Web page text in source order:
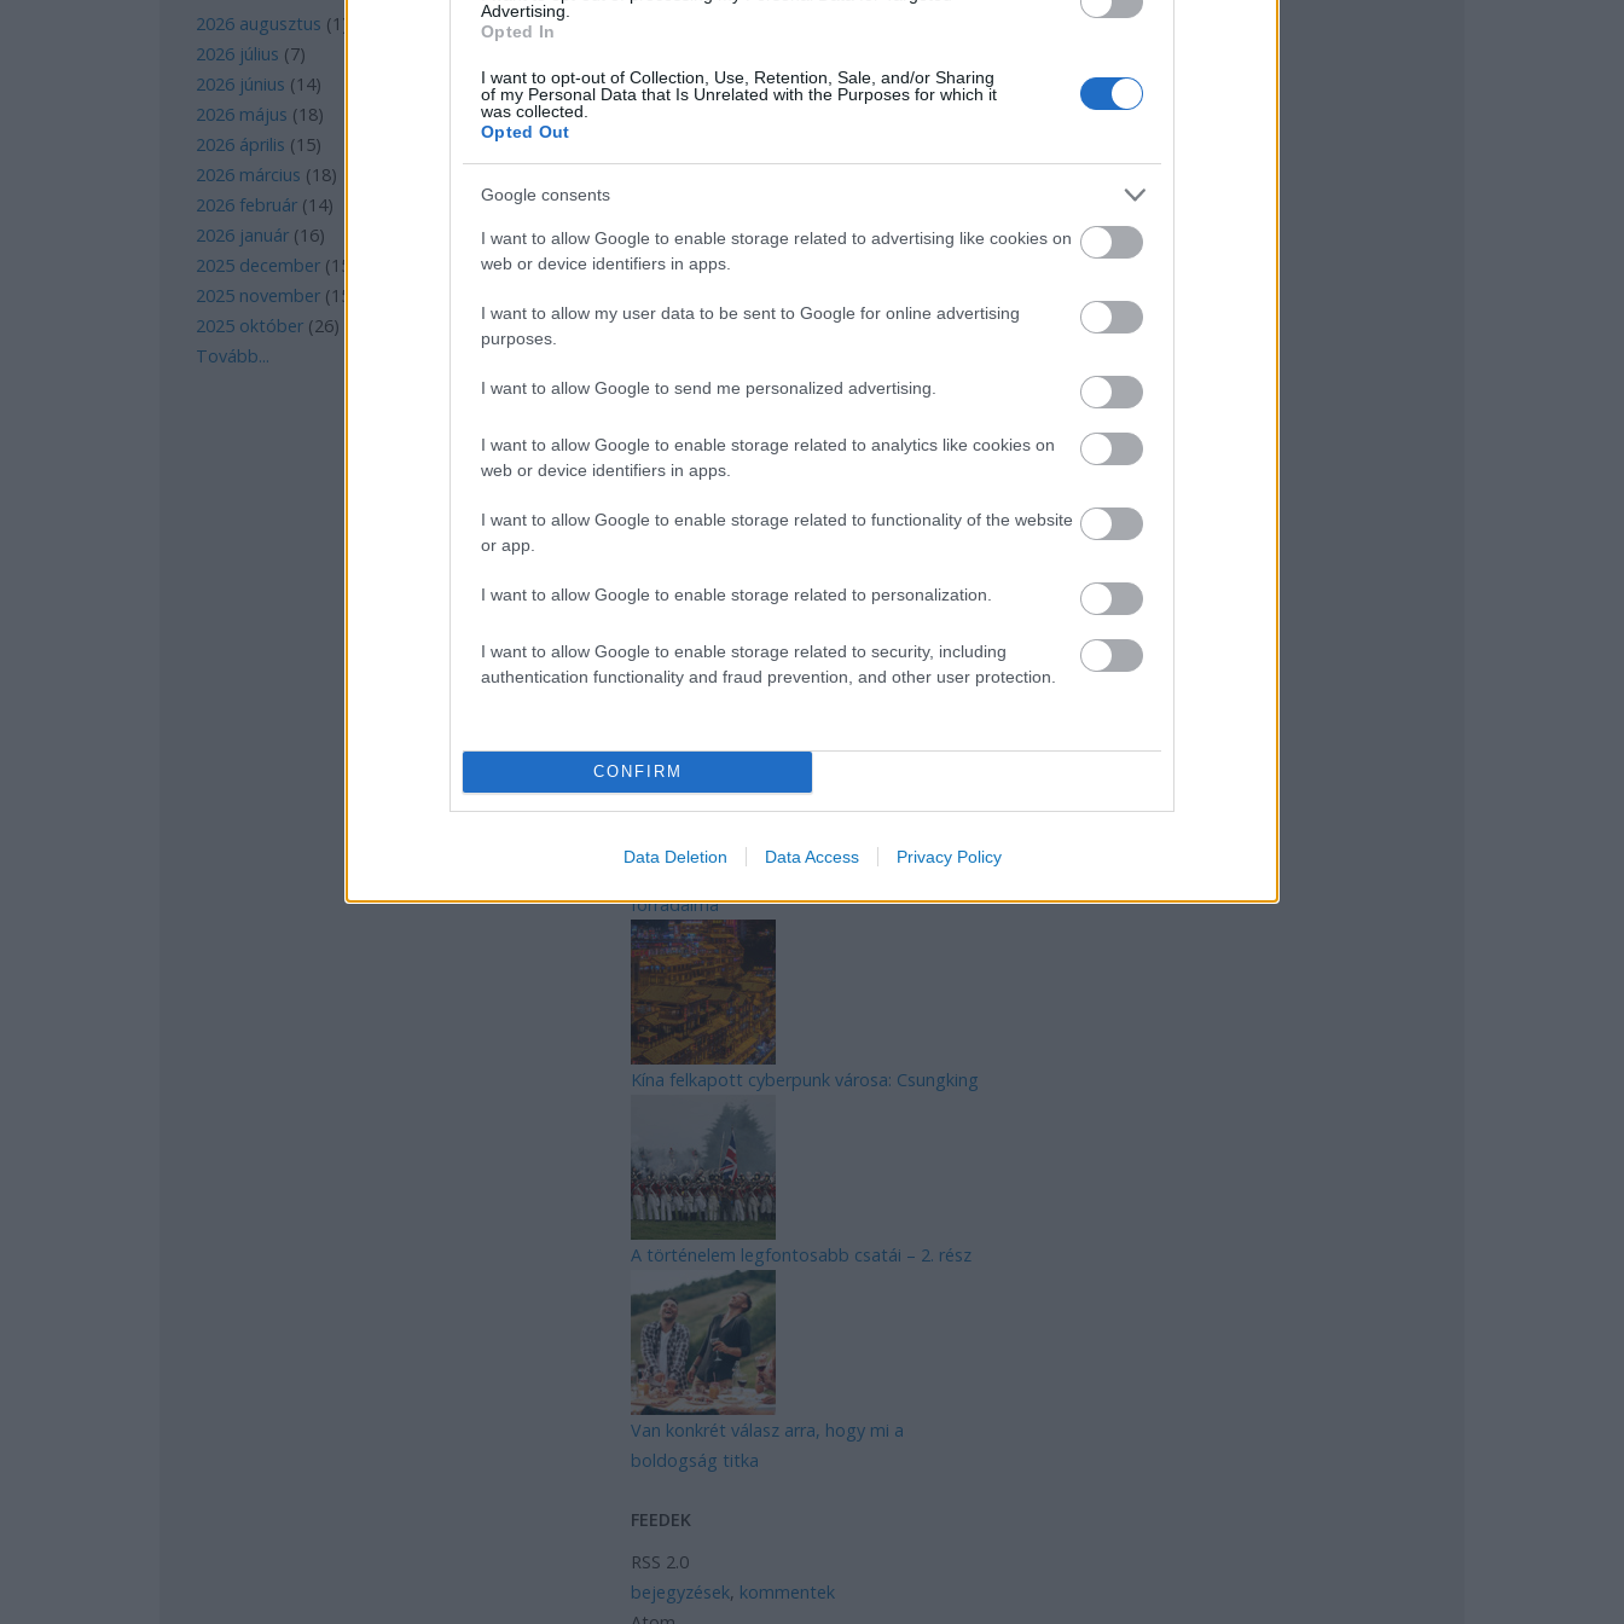
Advertising.
Opted In
I want to opt-out of Collection, Use, Retention, Sale, and/or Sharing
of my Personal Data that Is Unrelated with the Purposes for which it
was collected.
Opted Out
Google consents
I want to allow Google to enable storage related to advertising like cookies on
web or device identifiers in apps.
I want to allow my user data to be sent to Google for online advertising
purposes.
I want to allow Google to send me personalized advertising.
I want to allow Google to enable storage related to analytics like cookies on
web or device identifiers in apps.
I want to allow Google to enable storage related to functionality of the website
or app.
I want to allow Google to enable storage related to personalization.
I want to allow Google to enable storage related to security, including
authentication functionality and fraud prevention, and other user protection.
CONFIRM
Data Deletion Data Access Privacy Policy
2026 augusztus (1 )
2026 július (7)
2026 június (14)
2026 május (18)
2026 április (15)
2026 március (18)
2026 február (14)
2026 január (16)
2025 december (15
2025 november (15
2025 október (26)
Tovább...
Mik alakítják a gondolkodásod? Avagy a
Az egygyermekes politika és Kína gazdasági
Japán sebességre kapcsol – A gyorsvasút
forradalma
Kína felkapott cyberpunk városa: Csungking
A történelem legfontosabb csatái – 2. rész
Van konkrét válasz arra, hogy mi a
boldogság titka
FEEDEK
RSS 2.0
bejegyzések, kommentek